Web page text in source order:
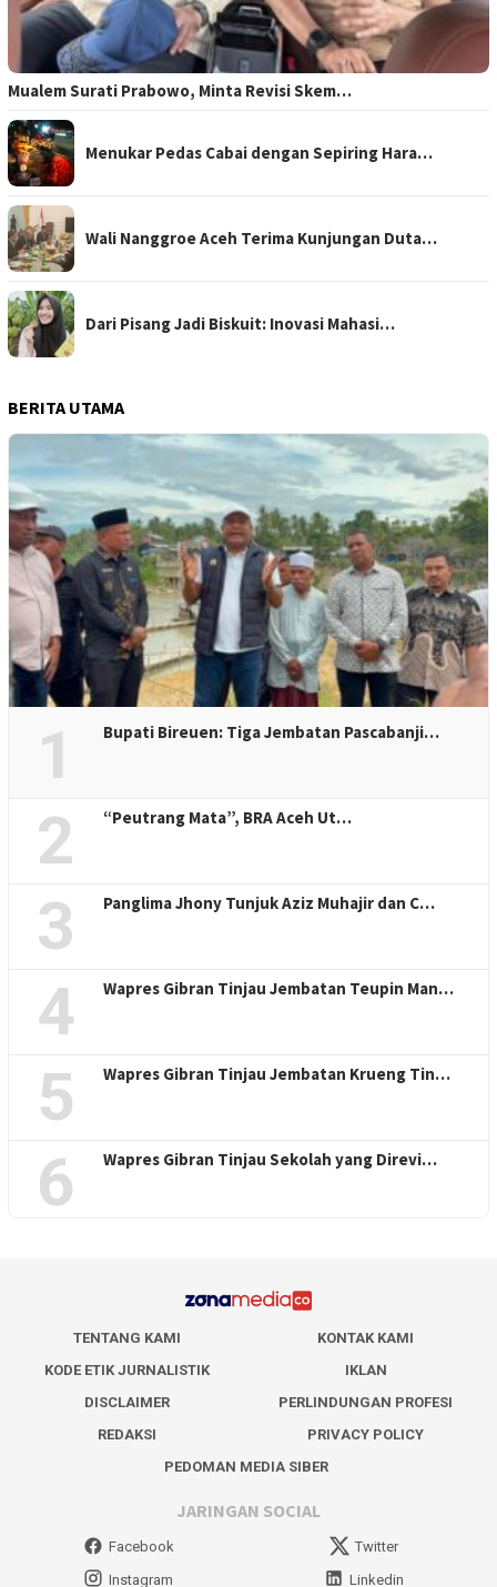
Mualem Surati Prabowo, Minta Revisi Skem…
Menukar Pedas Cabai dengan Sepiring Hara…
Wali Nanggroe Aceh Terima Kunjungan Duta…
Dari Pisang Jadi Biskuit: Inovasi Mahasi…
BERITA UTAMA
1 Bupati Bireuen: Tiga Jembatan Pascabanji…
2 “Peutrang Mata”, BRA Aceh Ut…
3 Panglima Jhony Tunjuk Aziz Muhajir dan C…
4 Wapres Gibran Tinjau Jembatan Teupin Man…
5 Wapres Gibran Tinjau Jembatan Krueng Tin…
6 Wapres Gibran Tinjau Sekolah yang Direvi…
TENTANG KAMI
KONTAK KAMI
KODE ETIK JURNALISTIK
IKLAN
DISCLAIMER
PERLINDUNGAN PROFESI
REDAKSI
PRIVACY POLICY
PEDOMAN MEDIA SIBER
JARINGAN SOCIAL
Facebook
Twitter
Instagram
Linkedin